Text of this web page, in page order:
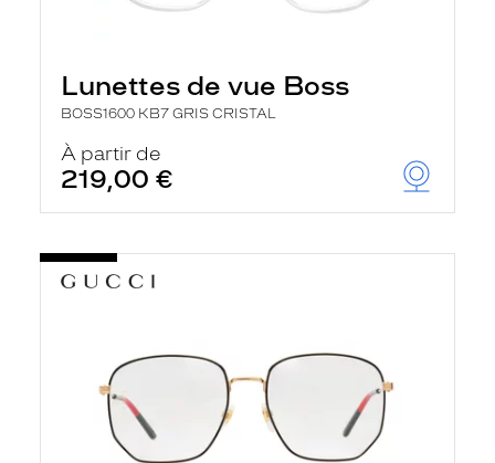
Lunettes de vue Boss
BOSS1600 KB7 GRIS CRISTAL
À partir de
219,00 €